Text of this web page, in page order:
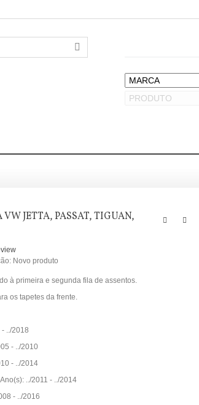
VW JETTA, PASSAT, TIGUAN,
Novo produto
à primeira e segunda fila de assentos.
os tapetes da frente.
- ../2018
- ../2010
- ../2014
../2011 - ../2014
- ../2016